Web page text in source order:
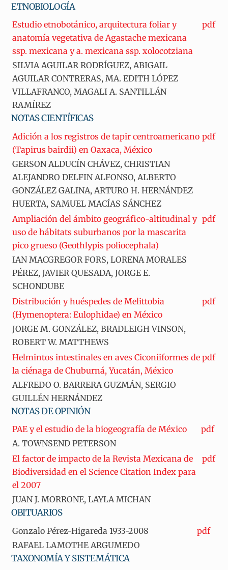
ETNOBIOLOGÍA
Estudio etnobotánico, arquitectura foliar y
anatomía vegetativa de Agastache mexicana
ssp. mexicana y a. mexicana ssp. xolocotziana
pdf
SILVIA AGUILAR RODRÍGUEZ, ABIGAIL
AGUILAR CONTRERAS, MA. EDITH LÓPEZ
VILLAFRANCO, MAGALI A. SANTILLÁN
RAMÍREZ
NOTAS CIENTÍFICAS
Adición a los registros de tapir centroamericano
(Tapirus bairdii) en Oaxaca, México
pdf
GERSON ALDUCÍN CHÁVEZ, CHRISTIAN
ALEJANDRO DELFIN ALFONSO, ALBERTO
GONZÁLEZ GALINA, ARTURO H. HERNÁNDEZ
HUERTA, SAMUEL MACÍAS SÁNCHEZ
Ampliación del ámbito geográfico-altitudinal y
uso de hábitats suburbanos por la mascarita
pico grueso (Geothlypis poliocephala)
pdf
IAN MACGREGOR FORS, LORENA MORALES
PÉREZ, JAVIER QUESADA, JORGE E.
SCHONDUBE
Distribución y huéspedes de Melittobia
(Hymenoptera: Eulophidae) en México
pdf
JORGE M. GONZÁLEZ, BRADLEIGH VINSON,
ROBERT W. MATTHEWS
Helmintos intestinales en aves Ciconiiformes de
la ciénaga de Chuburná, Yucatán, México
pdf
ALFREDO O. BARRERA GUZMÁN, SERGIO
GUILLÉN HERNÁNDEZ
NOTAS DE OPINIÓN
PAE y el estudio de la biogeografía de México
pdf
A. TOWNSEND PETERSON
El factor de impacto de la Revista Mexicana de
Biodiversidad en el Science Citation Index para
el 2007
pdf
JUAN J. MORRONE, LAYLA MICHAN
OBITUARIOS
Gonzalo Pérez-Higareda 1933-2008
pdf
RAFAEL LAMOTHE ARGUMEDO
TAXONOMÍA Y SISTEMÁTICA